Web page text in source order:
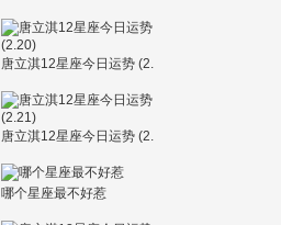
唐立淇12星座今日运势 (2.
唐立淇12星座今日运势 (2.
哪个星座最不好惹